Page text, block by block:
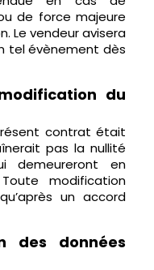
de force majeure
Le vendeur avisera
tel évènement dès
du
contrat était
pas la nullité
demeureront en
modification
un accord
des données